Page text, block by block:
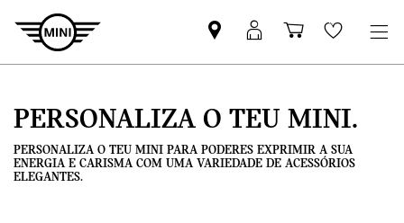
Pesquisar
parceiro
Iniciar
sessão
Carrinho
de
Wishlist
PERSONALIZA O TEU MINI.
PERSONALIZA O TEU MINI PARA PODERES EXPRIMIR A SUA
ENERGIA E CARISMA COM UMA VARIEDADE DE ACESSÓRIOS
ELEGANTES.